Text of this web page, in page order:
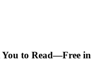
to Read—Free in